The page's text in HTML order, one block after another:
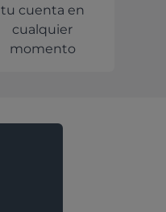
tu cuenta en
cualquier
momento